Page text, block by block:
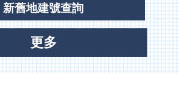
新舊地建號查詢
更多